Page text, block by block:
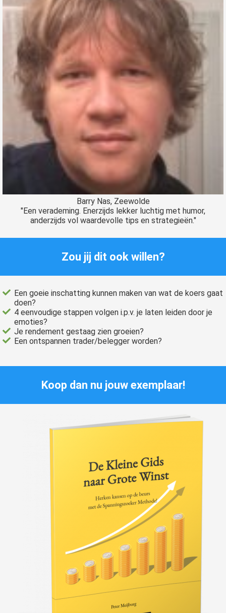
Barry Nas, Zeewolde
"Een verademing. Enerzijds lekker luchtig met humor,
anderzijds vol waardevolle tips en strategieën."
Zou jij dit ook willen?
Een goeie inschatting kunnen maken van wat de koers gaat
doen?
4 eenvoudige stappen volgen i.p.v. je laten leiden door je
emoties?
Je rendement gestaag zien groeien?
Een ontspannen trader/belegger worden?
Koop dan nu jouw exemplaar!